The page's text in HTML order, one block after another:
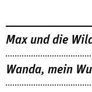
Max und die
Wanda, mein